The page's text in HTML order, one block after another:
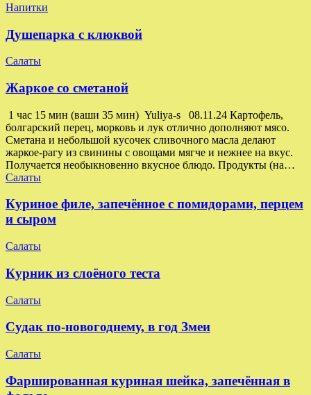
Напитки
Душепарка с клюквой
Салаты
Жаркое со сметаной
1 час 15 мин (ваши 35 мин) Yuliya-s 08.11.24 Картофель,
болгарский перец, морковь и лук отлично дополняют мясо.
Сметана и небольшой кусочек сливочного масла делают
жаркое-рагу из свинины с овощами мягче и нежнее на вкус.
Получается необыкновенно вкусное блюдо. Продукты (на…
Салаты
Куриное филе, запечённое с помидорами, перцем
и сыром
Салаты
Курник из слоёного теста
Салаты
Судак по-новогоднему, в год Змеи
Салаты
Фаршированная куриная шейка, запечённая в